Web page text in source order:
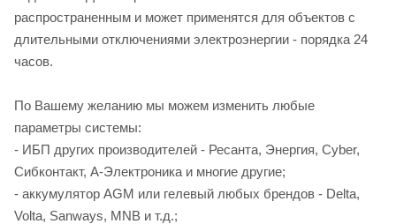
распространенным и может применятся для объектов с
длительными отключениями электроэнергии - порядка 24
часов.
По Вашему желанию мы можем изменить любые
параметры системы:
- ИБП других производителей - Ресанта, Энергия, Cyber,
Сибконтакт, А-Электроника и многие другие;
- аккумулятор AGM или гелевый любых брендов - Delta,
Volta, Sanways, MNB и т.д.;